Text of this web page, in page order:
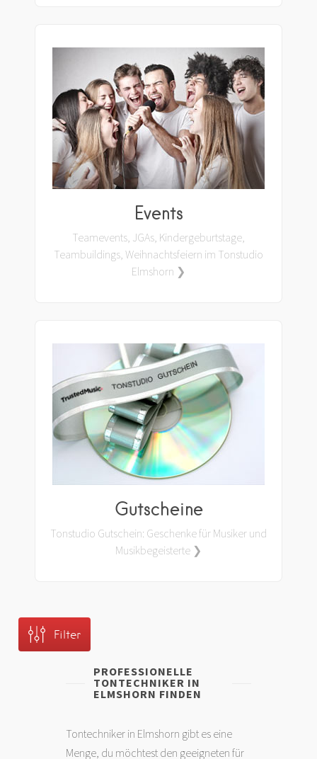
Events
Teamevents, JGAs, Kindergeburtstage,
Teambuildings, Weihnachtsfeiern im Tonstudio
Elmshorn ❯
Gutscheine
Tonstudio Gutschein: Geschenke für Musiker und
Musikbegeisterte ❯
Filter
PROFESSIONELLE
TONTECHNIKER IN
ELMSHORN FINDEN
Tontechniker in Elmshorn gibt es eine
Menge, du möchtest den geeigneten für